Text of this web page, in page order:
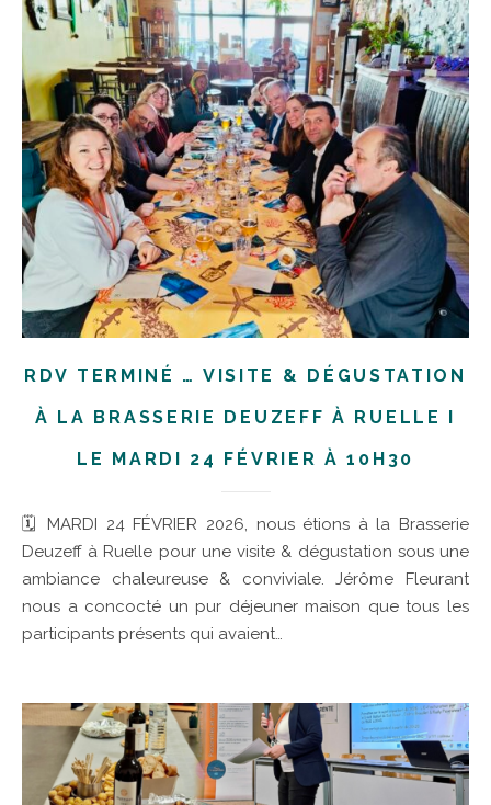
RDV TERMINÉ … VISITE & DÉGUSTATION
À LA BRASSERIE DEUZEFF À RUELLE I
LE MARDI 24 FÉVRIER À 10H30
🗓 MARDI 24 FÉVRIER 2026, nous étions à la Brasserie
Deuzeff à Ruelle pour une visite & dégustation sous une
ambiance chaleureuse & conviviale. Jérôme Fleurant
nous a concocté un pur déjeuner maison que tous les
participants présents qui avaient…